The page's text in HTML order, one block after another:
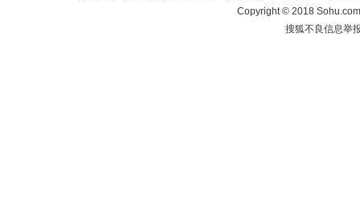
Copyright©2018
搜狐不良信息举